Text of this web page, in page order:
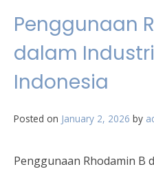
Penggunaan
dalam
Indonesia
Posted on January 2, 2026 by
Penggunaan Rhodamin B